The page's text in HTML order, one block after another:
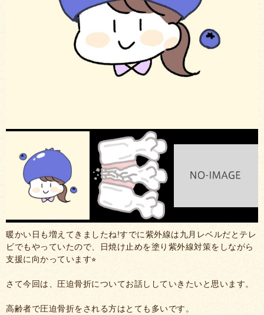
暖かい日も増えてきましたね!すでに紫外線は九月レベルだとテレ
ビでもやっていたので、日焼け止めを塗り紫外線対策をしながら
支援に向かっています⭐︎
さて今回は、圧迫骨折についてお話ししていきたいと思います。
高齢者で圧迫骨折をされる方はとても多いです。